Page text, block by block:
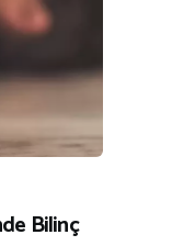
Bilinç